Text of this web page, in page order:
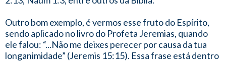
Outro bom exemplo, é vermos esse fruto do Espírito,
sendo aplicado no livro do Profeta Jeremias, quando
ele falou: “...Não me deixes perecer por causa da tua
longanimidade” (Jeremis 15:15). Essa frase está dentro